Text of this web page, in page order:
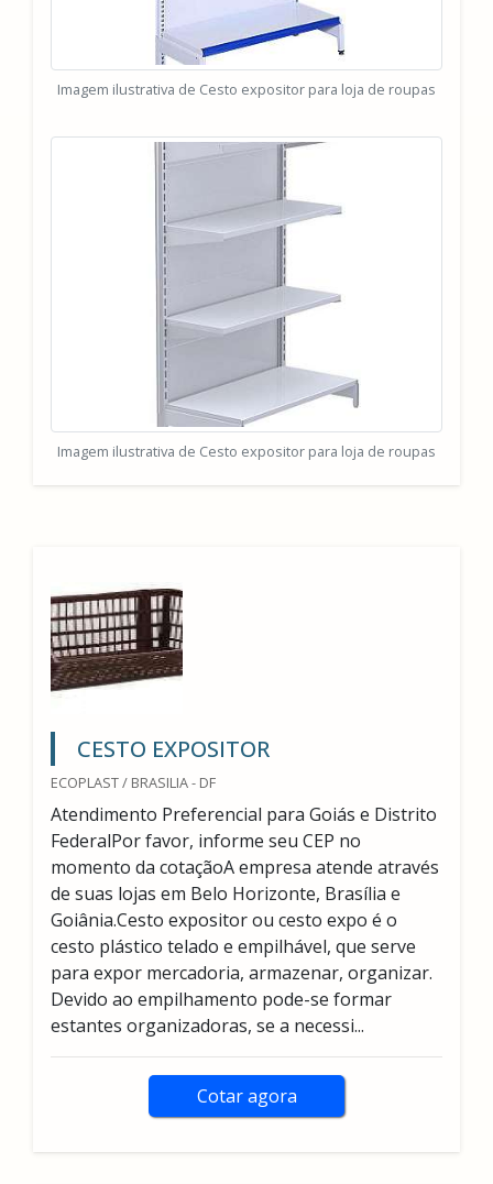
Imagem ilustrativa de Cesto expositor para loja de roupas
Imagem ilustrativa de Cesto expositor para loja de roupas
CESTO EXPOSITOR
ECOPLAST / BRASILIA - DF
Atendimento Preferencial para Goiás e Distrito
FederalPor favor, informe seu CEP no
momento da cotaçãoA empresa atende através
de suas lojas em Belo Horizonte, Brasília e
Goiânia.Cesto expositor ou cesto expo é o
cesto plástico telado e empilhável, que serve
para expor mercadoria, armazenar, organizar.
Devido ao empilhamento pode-se formar
estantes organizadoras, se a necessi...
Cotar agora